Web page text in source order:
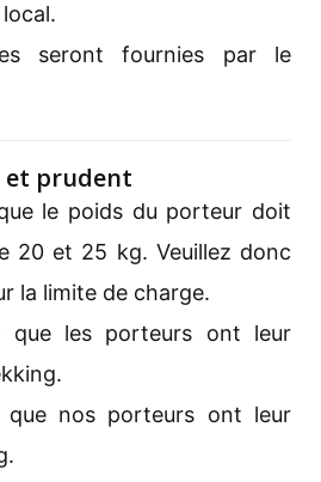
seront fournies par le
et prudent
le poids du porteur doit
20 et 25 kg. Veuillez donc
la limite de charge.
les porteurs ont leur
nos porteurs ont leur